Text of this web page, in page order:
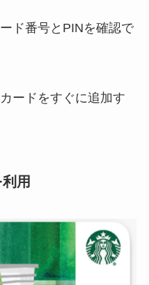
ド番号とPINを確認で
ードをすぐに追加す
用